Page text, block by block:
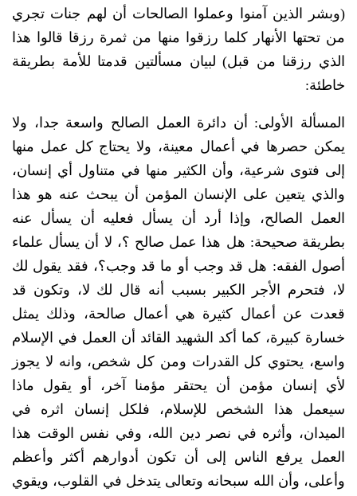
(وبشر الذين آمنوا وعملوا الصالحات أن لهم جنات تجري
من تحتها الأنهار كلما رزقوا منها من ثمرة رزقا قالوا هذا
الذي رزقنا من قبل) لبيان مسألتين قدمتا للأمة بطريقة
خاطئة:
المسألة الأولى: أن دائرة العمل الصالح واسعة جدا، ولا
يمكن حصرها في أعمال معينة، ولا يحتاج كل عمل منها
إلى فتوى شرعية، وأن الكثير منها في متناول أي إنسان،
والذي يتعين على الإنسان المؤمن أن يبحث عنه هو هذا
العمل الصالح، وإذا أرد أن يسأل فعليه أن يسأل عنه
بطريقة صحيحة: هل هذا عمل صالح ؟، لا أن يسأل علماء
أصول الفقه: هل قد وجب أو ما قد وجب؟، فقد يقول لك
لا، فتحرم الأجر الكبير بسبب أنه قال لك لا، وتكون قد
قعدت عن أعمال كثيرة هي أعمال صالحة، وذلك يمثل
خسارة كبيرة، كما أكد الشهيد القائد أن العمل في الإسلام
واسع، يحتوي كل القدرات ومن كل شخص، وانه لا يجوز
لأي إنسان مؤمن أن يحتقر مؤمنا آخر، أو يقول ماذا
سيعمل هذا الشخص للإسلام، فلكل إنسان اثره في
الميدان، وأثره في نصر دين الله، وفي نفس الوقت هذا
العمل يرفع الناس إلى أن تكون أدوارهم أكثر وأعظم
وأعلى، وأن الله سبحانه وتعالى يتدخل في القلوب، ويقوي